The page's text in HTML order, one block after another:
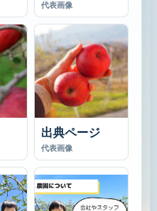
代表画像
出典ページ
代表画像